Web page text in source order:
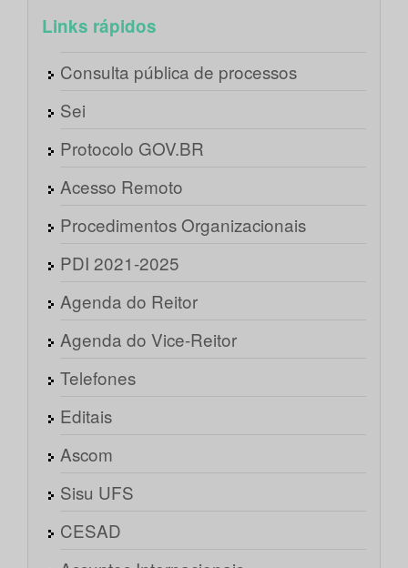
Links rápidos
Consulta pública de processos
Sei
Protocolo GOV.BR
Acesso Remoto
Procedimentos Organizacionais
PDI 2021-2025
Agenda do Reitor
Agenda do Vice-Reitor
Telefones
Editais
Ascom
Sisu UFS
CESAD